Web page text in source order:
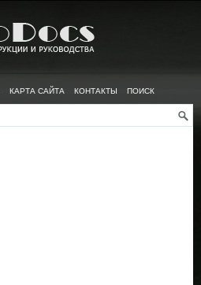
КАРТА САЙТА КОНТАКТЫ ПОИСК